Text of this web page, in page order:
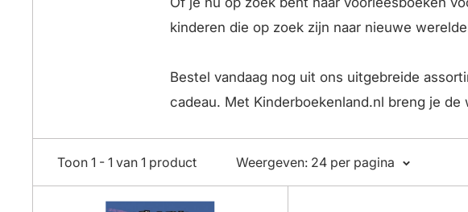
kinderen die op zoek zijn naar nieuwe
Bestel vandaag nog uit ons uitgebreide
cadeau. Met Kinderboekenland.nl breng je
Toon 1 - 1 van 1 product Weergeven: 24 per pagina